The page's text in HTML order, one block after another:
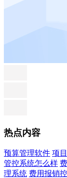
热点内容
预算管理软件 项
管控系统怎么样
理系统 费用报销